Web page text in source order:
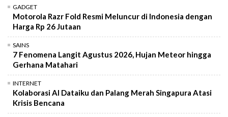
GADGET
Motorola Razr Fold Resmi Meluncur di Indonesia dengan
Harga Rp 26 Jutaan
SAINS
7 Fenomena Langit Agustus 2026, Hujan Meteor hingga
Gerhana Matahari
INTERNET
Kolaborasi AI Dataiku dan Palang Merah Singapura Atasi
Krisis Bencana